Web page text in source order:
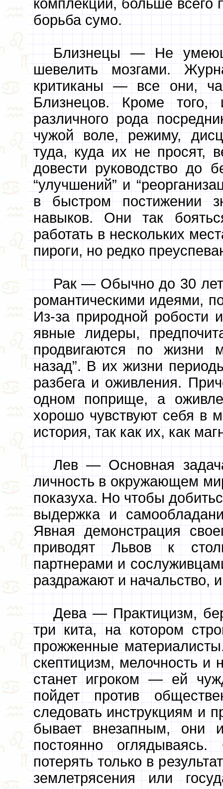
комплекции, больше всего
борьба сумо.
Близнецы — Не
шевелить мозгами.
критиканы — все они,
Близнецов. Кроме
различного рода
чужой воле, режиму,
туда, куда их не просят,
довести руководство до
“улучшений” и
в быстром постижении
навыков. Они так
работать в нескольких
пироги, но редко
Рак — Обычно до 30
романтическими идеями,
Из-за природной робости
явные лидеры,
продвигаются по жизни
назад”. В их жизни
разбега и оживления.
одном поприще, а
хорошо чувствуют себя в
история, так как их, как
Лев — Основная
личность в окружающем
показуха. Но чтобы
выдержка и
Явная демонстрация
приводят Львов к
партнерами и
раздражают и начальство,
Дева — Практицизм,
три кита, на котором
прожженные
скептицизм, мелочность и
станет игроком — ей
пойдет против
следовать инструкциям и
бывает внезапным, они
постоянно
потерять только в
землетрясения или